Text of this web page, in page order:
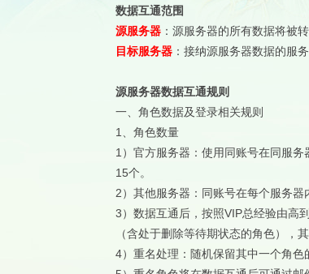
数据互通范围
源服务器 ：源服务器的所有数据将被
目标服务器 ：接纳源服务器数据的服
源服务器数据互通规则
一、角色数据及登录相关规则
1、角色数量
1）官方服务器：使用同账号在同服
15个。
2）其他服务器：同账号在每个服务器
3）数据互通后，按照VIP总经验由高
（含处于删除等待期状态的角色），
4）重名处理：随机保留其中一个角色